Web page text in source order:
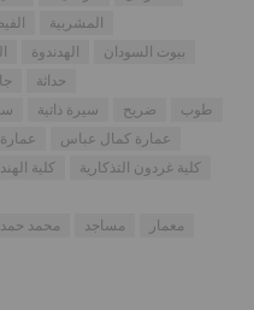
المشربية
الهدندوة
بيوت السودان
حداثة
سيرة ذاتية ضريح
طوب
عمارة كمال عباس
كلية
كلية غردون التذكارية
محمد
مساجد
معمار